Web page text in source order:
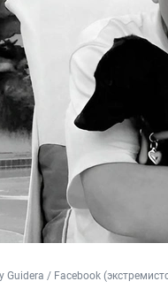
Guidera / Facebook